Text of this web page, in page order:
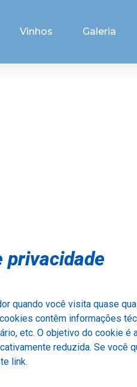
Vinhos Galeria
privacidade
quando você visita quase
contêm informações
etc. O objetivo do cookie é
reduzida. Se você
link.